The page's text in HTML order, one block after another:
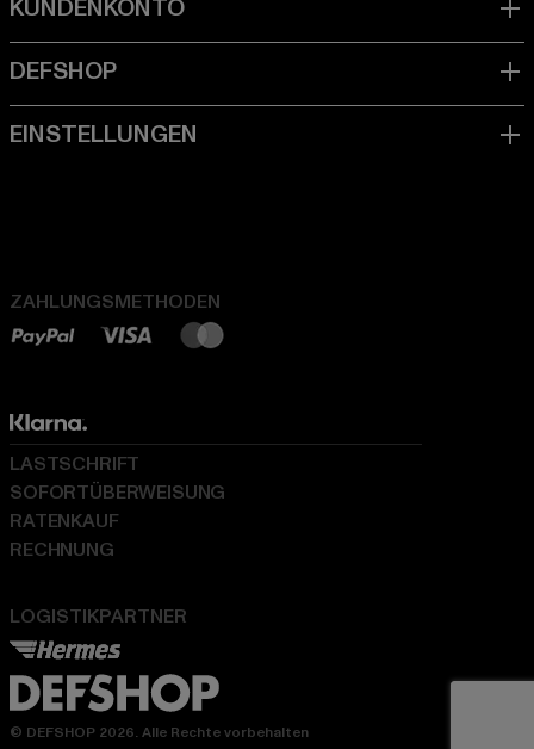
ZAHLUNGSMETHODEN
LOGISTIKPARTNER
LASTSCHRIFT
SOFORTÜBERWEISUNG
RATENKAUF
RECHNUNG
© DEFSHOP 2026. Alle Rechte vorbehalten